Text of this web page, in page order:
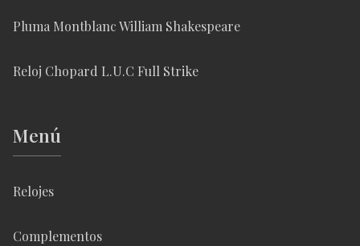
Pluma Montblanc William Shakespeare
Reloj Chopard L.U.C Full Strike
Menú
Relojes
Complementos